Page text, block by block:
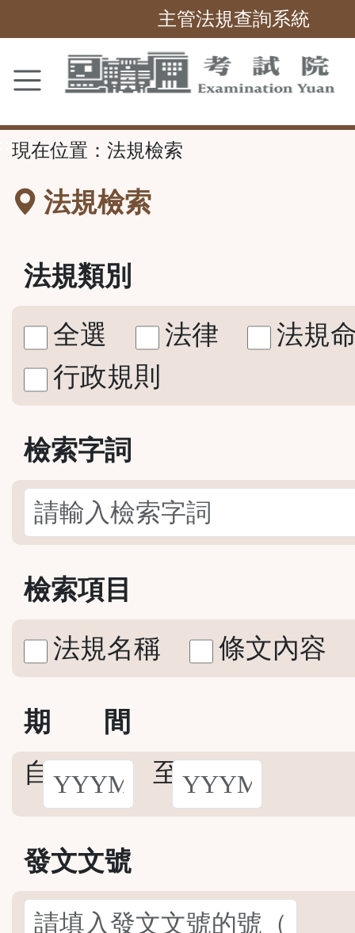
內
容
主管法規查詢系統
現在位置： 法規檢索
法規檢索
法規類別
全選
法律
法規
行政規則
檢索字詞
檢索項目
法規名稱
條文內容
期
間
自
至
發文文號